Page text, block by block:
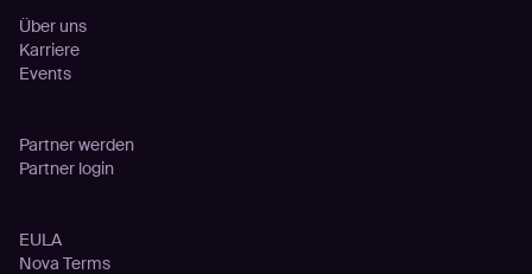
Über uns
Karriere
Events
Partner werden
Partner login
EULA
Nova Terms